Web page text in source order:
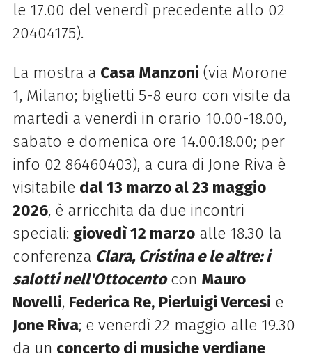
le 17.00 del venerdì precedente allo 02
20404175).
La mostra a Casa Manzoni (via Morone
1, Milano; biglietti 5-8 euro con visite da
martedì a venerdì in orario 10.00-18.00,
sabato e domenica ore 14.00.18.00; per
info 02 86460403), a cura di Jone Riva è
visitabile dal 13 marzo al 23 maggio
2026, è arricchita da due incontri
speciali: giovedì 12 marzoalle 18.30 la
conferenza Clara, Cristina e le altre: i
salotti nell'Ottocentocon Mauro
Novelli, Federica Re, Pierluigi Vercesi e
Jone Riva; e venerdì 22 maggio alle 19.30
da un concerto di musiche verdiane